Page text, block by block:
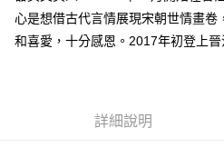
心是想借古代言情展現宋朝世情畫卷
和喜愛，十分感恩。2017年初登上
詳細說明